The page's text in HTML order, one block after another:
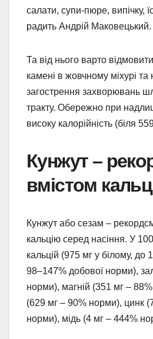
салати, супи-пюре, випічку,
радить Андрій Маковецький.
Та від нього варто
камені в жовчному міхурі та
загострення захворювань
тракту. Обережно при
високу калорійність (біля
Кунжут –
вмістом
Кунжут або сезам –
кальцію серед насіння. У 100
кальцій (975 мг у білому, до
98–147% добової норми),
норми), магній (351 мг –
(629 мг – 90% норми), цинк
норми), мідь (4 мг – 444%